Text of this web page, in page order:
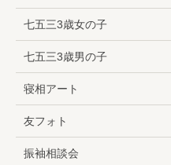
七五三3歳女の子
七五三3歳男の子
寝相アート
友フォト
振袖相談会